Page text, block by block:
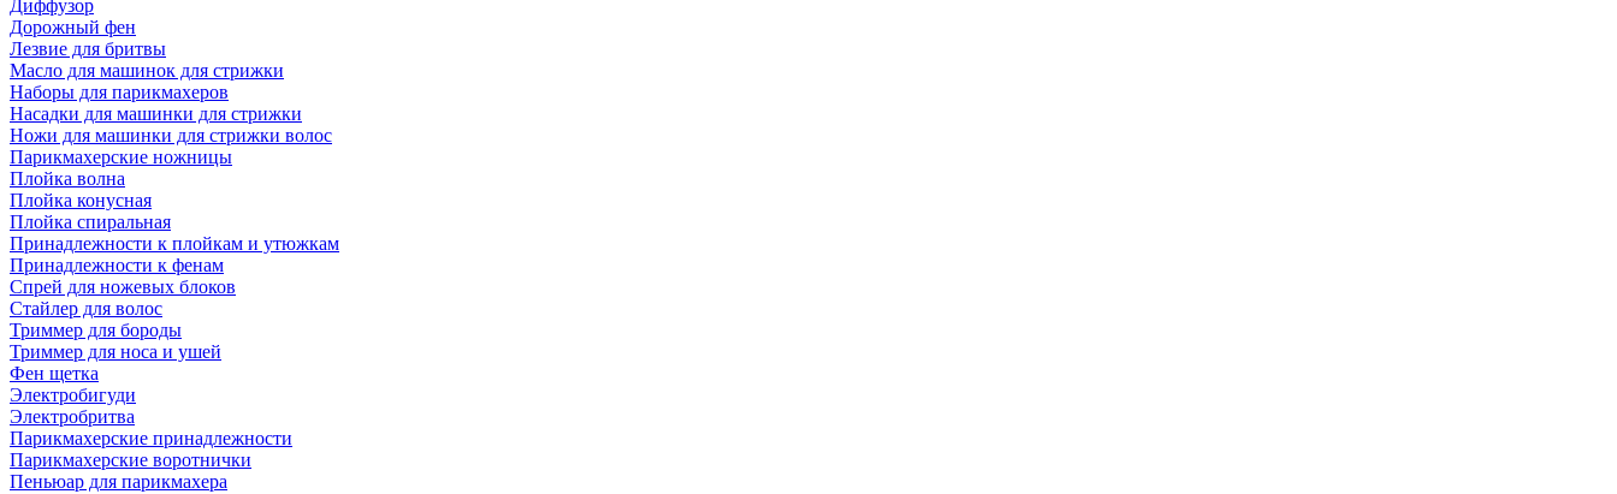
Диффузор
Дорожный фен
Лезвие для бритвы
Масло для машинок для стрижки
Наборы для парикмахеров
Насадки для машинки для стрижки
Ножи для машинки для стрижки волос
Парикмахерские ножницы
Плойка волна
Плойка конусная
Плойка спиральная
Принадлежности к плойкам и утюжкам
Принадлежности к фенам
Спрей для ножевых блоков
Стайлер для волос
Триммер для бороды
Триммер для носа и ушей
Фен щетка
Электробигуди
Электробритва
Парикмахерские принадлежности
Парикмахерские воротнички
Пеньюар для парикмахера